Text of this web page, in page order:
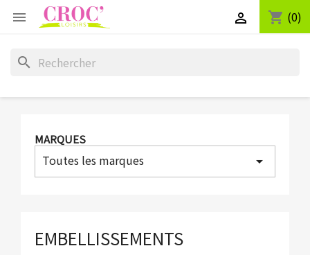
 shopping_cart (0)

search
MARQUES
Toutes les marques arrow_drop_down
EMBELLISSEMENTS